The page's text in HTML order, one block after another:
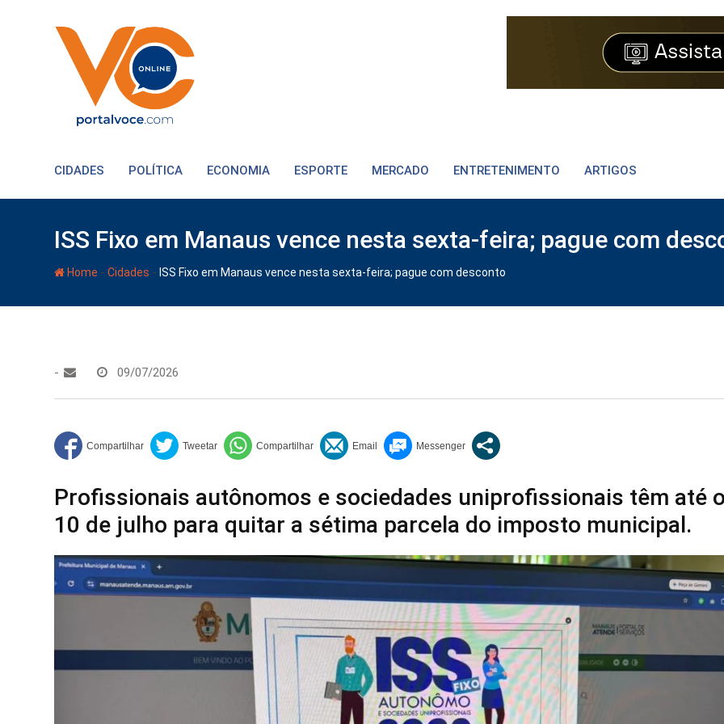
CIDADES POLÍTICA ECONOMIA ESPORTE MERCADO ENTRETENIMENTO ARTIGOS
ISS Fixo em Manaus vence nesta sexta-feira; pague com
Home - Cidades - ISS Fixo em Manaus vence nesta sexta-feira; pague com desconto
- 09/07/2026
Profissionais autônomos e sociedades uniprofissionais têm até
10 de julho para quitar a sétima parcela do imposto municipal.